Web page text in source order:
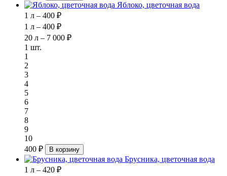
Яблоко, цветочная вода
1 л – 400 ₽
1 л – 400 ₽
20 л – 7 000 ₽
1 шт.
1
2
3
4
5
6
7
8
9
10
400 ₽
В корзину
Брусника, цветочная вода
1 л – 420 ₽